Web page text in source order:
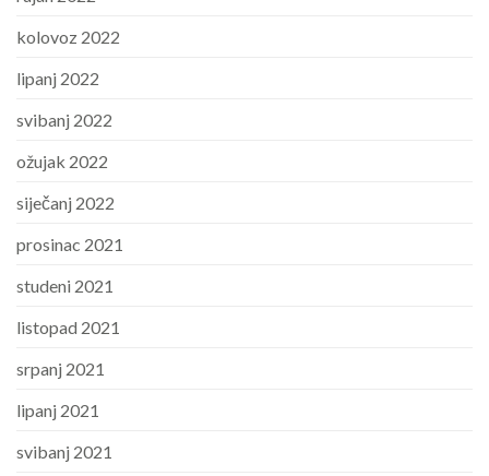
kolovoz 2022
lipanj 2022
svibanj 2022
ožujak 2022
siječanj 2022
prosinac 2021
studeni 2021
listopad 2021
srpanj 2021
lipanj 2021
svibanj 2021